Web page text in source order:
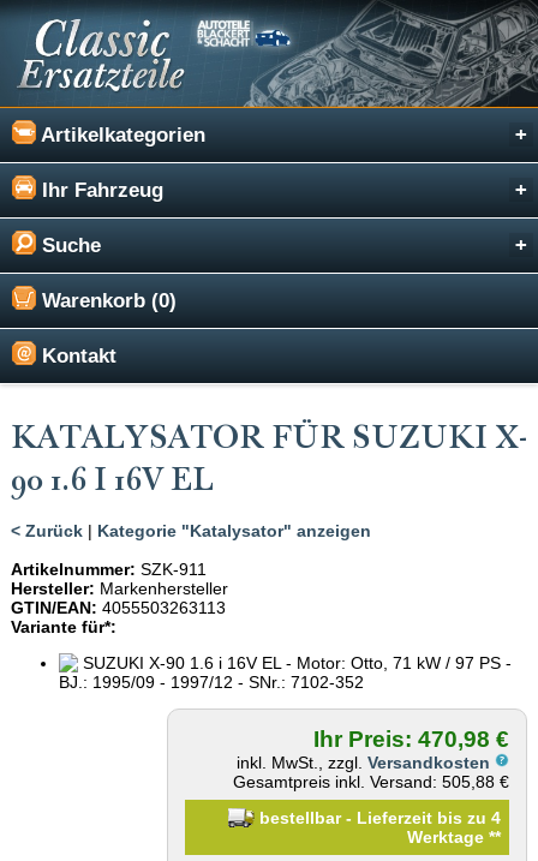
Artikelkategorien
Ihr Fahrzeug
Suche
Warenkorb (0)
Kontakt
KATALYSATOR FÜR SUZUKI X-
90 1.6 I 16V EL
< Zurück| Kategorie "Katalysator" anzeigen
Artikelnummer: SZK-911
Hersteller: Markenhersteller
GTIN/EAN: 4055503263113
Variante für*:
SUZUKI X-90 1.6 i 16V EL - Motor: Otto, 71 kW / 97 PS -
BJ.: 1995/09 - 1997/12 - SNr.: 7102-352
Ihr Preis: 470,98 €
inkl. MwSt., zzgl.Versandkosten
Gesamtpreis inkl. Versand: 505,88 €
bestellbar - Lieferzeit bis zu 4
Werktage**